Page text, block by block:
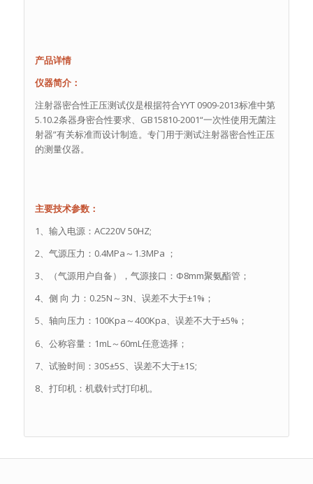
产品详情
仪器简介：
注射器密合性正压测试仪是根据符合YYT 0909-2013标准中第
5.10.2条器身密合性要求、GB15810-2001“一次性使用无菌注
射器”有关标准而设计制造。专门用于测试注射器密合性正压
的测量仪器。
主要技术参数：
1、输入电源：AC220V 50HZ;
2、气源压力：0.4MPa～1.3MPa ；
3、（气源用户自备），气源接口：Ф8mm聚氨酯管；
4、侧 向 力：0.25N～3N、误差不大于±1%；
5、轴向压力：100Kpa～400Kpa、误差不大于±5%；
6、公称容量：1mL～60mL任意选择；
7、试验时间：30S±5S、误差不大于±1S;
8、打印机：机载针式打印机。